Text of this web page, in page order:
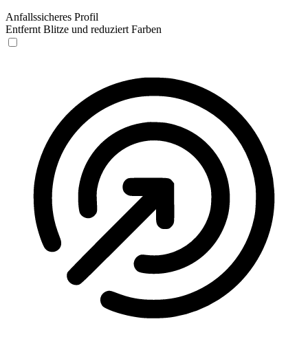
Anfallssicheres Profil
Entfernt Blitze und reduziert Farben